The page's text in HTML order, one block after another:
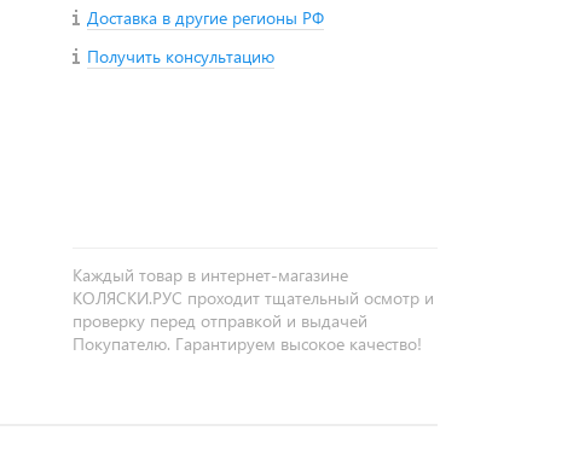
Доставка в другие регионы РФ
Получить консультацию
Каждый товар в интернет-магазине
КОЛЯСКИ.РУС проходит тщательный осмотр и
проверку перед отправкой и выдачей
Покупателю. Гарантируем высокое качество!